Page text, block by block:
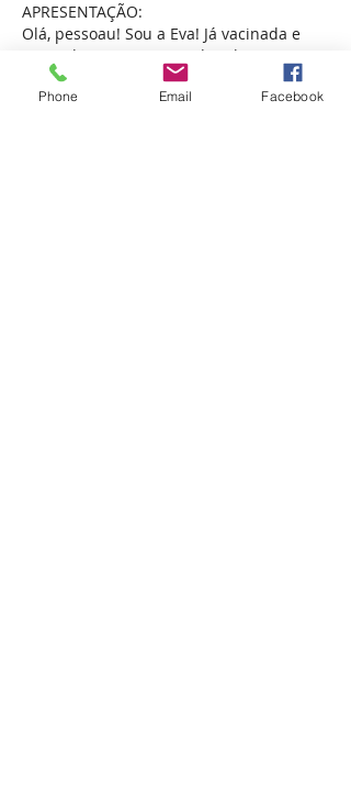
APRESENTAÇÃO:
Olá, pessoau! Sou a Eva! Já vacinada e
castrada, pronta pra te dar alegria, sou
muito dócil e tranquila. Vem me
conhecer!
Phone Email Facebook